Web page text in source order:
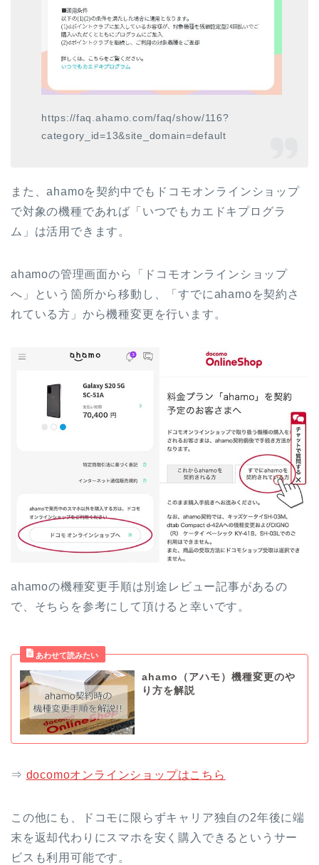
https://faq.ahamo.com/faq/show/116?
category_id=13&site_domain=default
また、ahamoを契約中でもドコモオンラインショップ
で対象の機種であれば「いつでもカエドキプログラ
ム」は活用できます。
ahamoの管理画面から「ドコモオンラインショップ
へ」という箇所から移動し、「すでにahamoを契約さ
れている方」から機種変更を行います。
ahamoの機種変更手順は別途レビュー記事があるの
で、そちらを参考にして頂けると幸いです。
ahamo（アハモ）機種変更のや
り方を解説
⇒ docomoオンラインショップはこちら
この他にも、ドコモに限らずキャリア独自の2年後に端
末を返却代わりにスマホを安く購入できるというサー
ビスも利用可能です。